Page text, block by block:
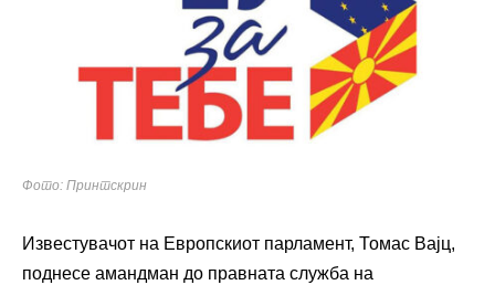
Фото: Принтскрин
Известувачот на Европскиот парламент, Томас Вајц,
поднесе амандман до правната служба на